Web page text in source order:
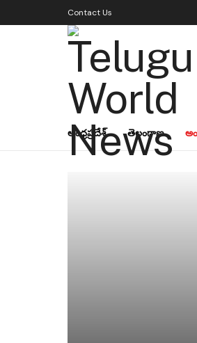
Contact Us
ఆంధ్రప్రదేశ్ తెలంగాణ